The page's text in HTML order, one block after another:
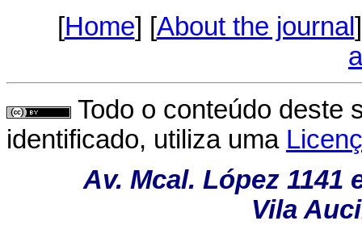
[Home] [About the journal
Todo o conteúdo deste
identificado, utiliza uma
Av. Mcal. López 1141
Vila